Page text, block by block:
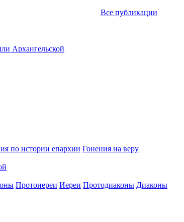
Все публикации
по истории епархии Гонения на веру
Протоиереи Иереи Протодиаконы Диаконы